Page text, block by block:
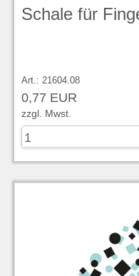
Art.: 21604.08
0,77 EUR
zzgl. Mwst.
zu